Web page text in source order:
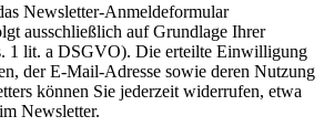
Newsletter-Anmeldeformular
ausschließlich auf Grundlage Ihrer
1 lit. a DSGVO). Die erteilte Einwilligung
der E-Mail-Adresse sowie deren Nutzung
können Sie jederzeit widerrufen, etwa
Newsletter.